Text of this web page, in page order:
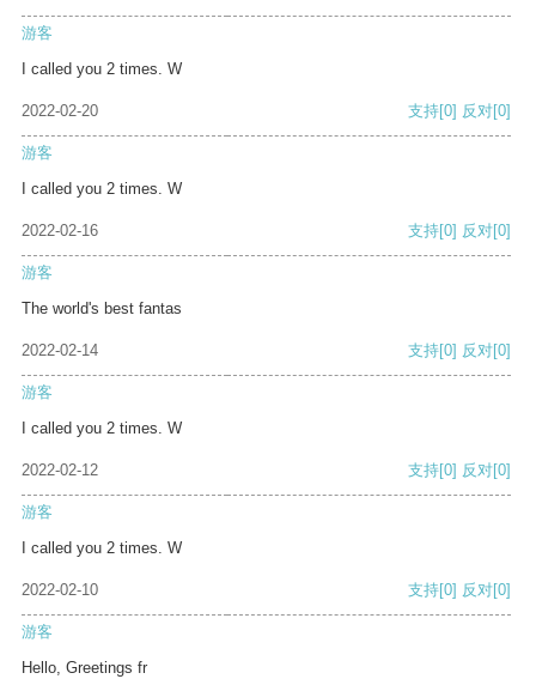
游客
I called you 2 times. W
2022-02-20 支持[0] 反对[0]
游客
I called you 2 times. W
2022-02-16 支持[0] 反对[0]
游客
The world's best fantas
2022-02-14 支持[0] 反对[0]
游客
I called you 2 times. W
2022-02-12 支持[0] 反对[0]
游客
I called you 2 times. W
2022-02-10 支持[0] 反对[0]
游客
Hello, Greetings fr